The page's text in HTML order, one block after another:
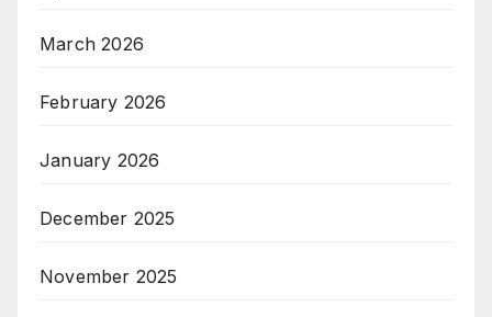
March 2026
February 2026
January 2026
December 2025
November 2025